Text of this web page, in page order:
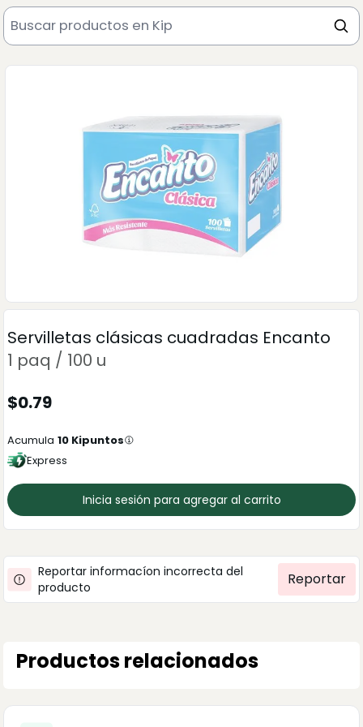
Servilletas clásicas cuadradas Encanto
1 paq / 100 u
$0.79
Acumula 10 Kipuntos
Express
Inicia sesión para agregar al carrito
Reportar informacíon incorrecta del
producto
Reportar
Productos relacionados